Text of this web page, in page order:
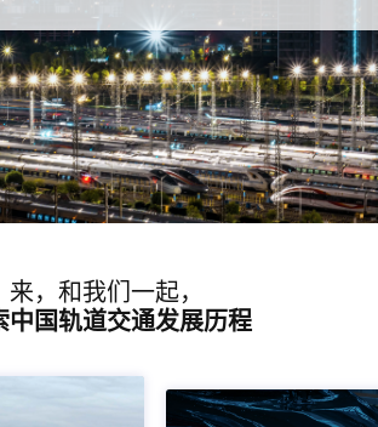
来，和我们一起，
中国轨道交通发展历程